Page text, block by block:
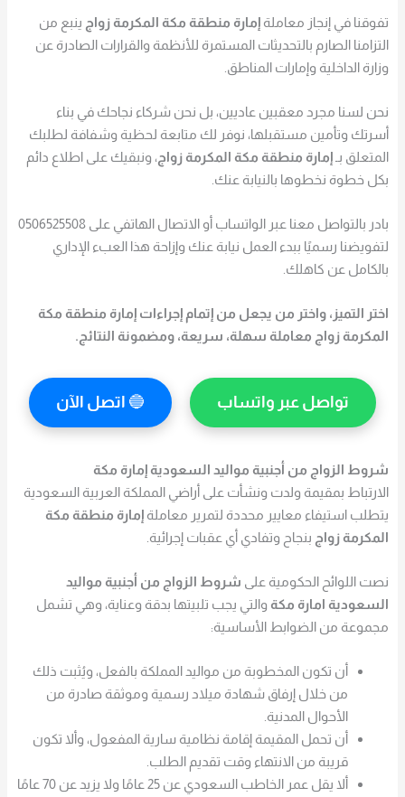
تفوقنا في إنجاز معاملةإمارة منطقة مكة المكرمة زواج ينبع من
التزامنا الصارم بالتحديثات المستمرة للأنظمة والقرارات الصادرة عن
وزارة الداخلية وإمارات المناطق.
نحن لسنا مجرد معقبين عاديين، بل نحن شركاء نجاحك في بناء
أسرتك وتأمين مستقبلها، نوفر لك متابعة لحظية وشفافة لطلبك
المتعلق بـإمارة منطقة مكة المكرمة زواج ، ونبقيك على اطلاع دائم
بكل خطوة نخطوها بالنيابة عنك.
بادر بالتواصل معنا عبر الواتساب أو الاتصال الهاتفي على 0506525508
لتفويضنا رسميًا ببدء العمل نيابة عنك وإزاحة هذا العبء الإداري
بالكامل عن كاهلك.
اختر التميز، واختر من يجعل من إتمام إجراءاتإمارة منطقة مكة
المكرمة زواج معاملة سهلة، سريعة، ومضمونة النتائج.
تواصل عبر واتساب 🔵 اتصل الآن
شروط الزواج من أجنبية مواليد السعودية إمارة مكة
الارتباط بمقيمة ولدت ونشأت على أراضي المملكة العربية السعودية
يتطلب استيفاء معايير محددة لتمرير معاملةإمارة منطقة مكة
المكرمة زواج بنجاح وتفادي أي عقبات إجرائية.
نصت اللوائح الحكومية على شروط الزواج من أجنبية مواليد
السعودية امارة مكة والتي يجب تلبيتها بدقة وعناية، وهي تشمل
مجموعة من الضوابط الأساسية:
أن تكون المخطوبة من مواليد المملكة بالفعل، ويُثبت ذلك
من خلال إرفاق شهادة ميلاد رسمية وموثقة صادرة من
الأحوال المدنية.
أن تحمل المقيمة إقامة نظامية سارية المفعول، وألا تكون
قريبة من الانتهاء وقت تقديم الطلب.
ألا يقل عمر الخاطب السعودي عن 25 عامًا ولا يزيد عن 70 عامًا